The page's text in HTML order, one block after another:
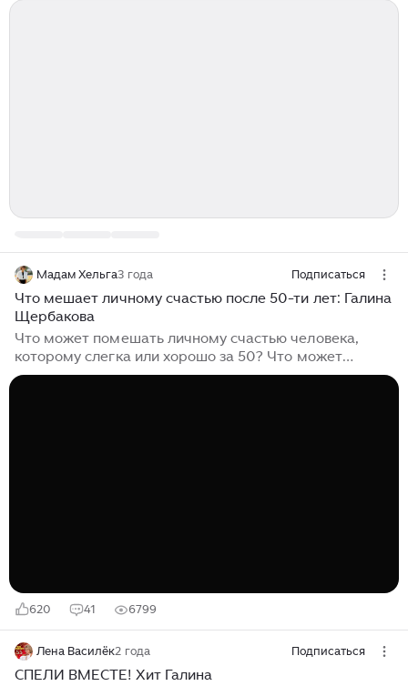
Мадам Хельга3 года Подписаться
Что мешает личному счастью после 50-ти лет: Галина
Щербакова
Что может помешать личному счастью человека,
которому слегка или хорошо за 50? Что может
остановить 60-70-летнего? Дети выросли, у них свои
620 41 6799
Лена Василёк2 года Подписаться
СПЕЛИ ВМЕСТЕ! Хит Галина